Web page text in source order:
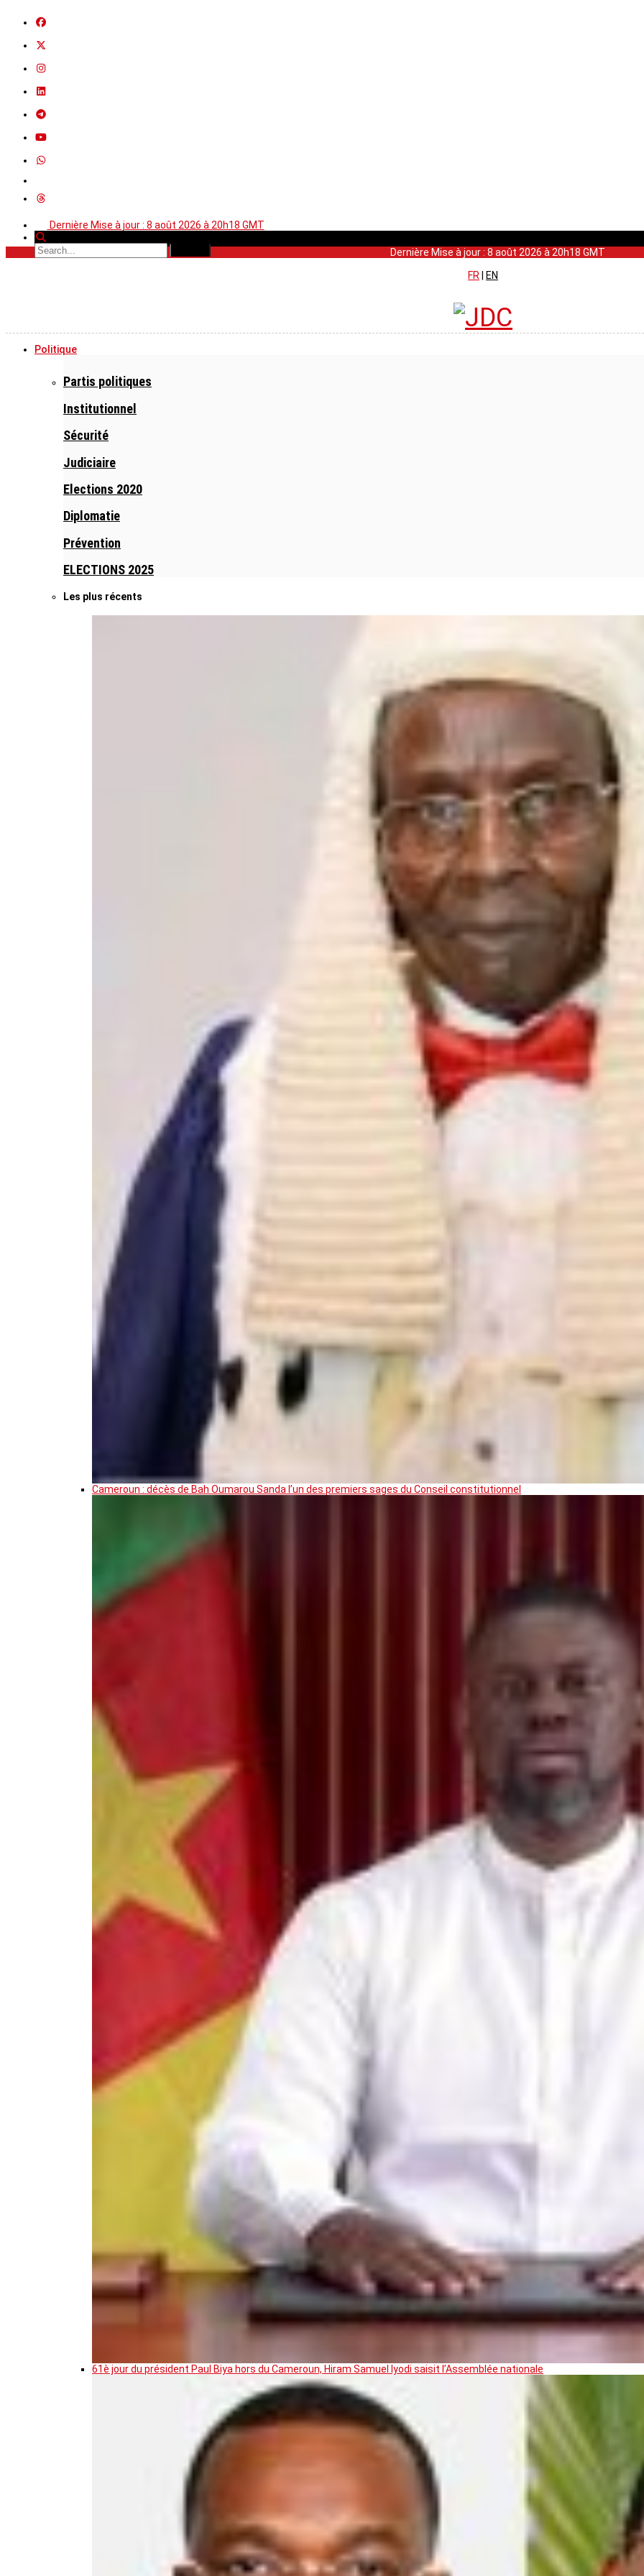
Dernière Mise à jour : 8 août 2026 à 20h18 GMT
Dernière Mise à jour : 8 août 2026 à 20h18 GMT
FR
EN
Politique
Partis politiques
Institutionnel
Sécurité
Judiciaire
Elections 2020
Diplomatie
Prévention
ELECTIONS 2025
Les plus récents
Cameroun : décès de Bah Oumarou Sanda l’un des premiers sages du Conseil constitutionnel
61è jour du président Paul Biya hors du Cameroun, Hiram Samuel Iyodi saisit l’Assemblée nationale